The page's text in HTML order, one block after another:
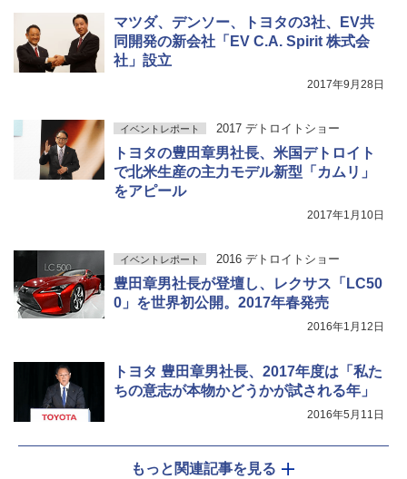
マツダ、デンソー、トヨタの3社、EV共
同開発の新会社「EV C.A. Spirit 株式会
社」設立
2017年9月28日
イベントレポート 2017 デトロイトショー
トヨタの豊田章男社長、米国デトロイト
で北米生産の主力モデル新型「カムリ」
をアピール
2017年1月10日
イベントレポート 2016 デトロイトショー
豊田章男社長が登壇し、レクサス「LC50
0」を世界初公開。2017年春発売
2016年1月12日
トヨタ 豊田章男社長、2017年度は「私た
ちの意志が本物かどうかが試される年」
2016年5月11日
もっと関連記事を見る